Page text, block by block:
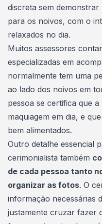
discreta sem
para os noivos, com o
relaxados no dia.
Muitos assessores
especializadas em
normalmente tem uma
ao lado dos noivos em
pessoa se certifica que
maquiagem em dia, e
bem alimentados.
Outro detalhe essencial
cerimonialista também
de cada pessoa tanto
organizar as fotos. O
informação necessárias
justamente cruzar fazer